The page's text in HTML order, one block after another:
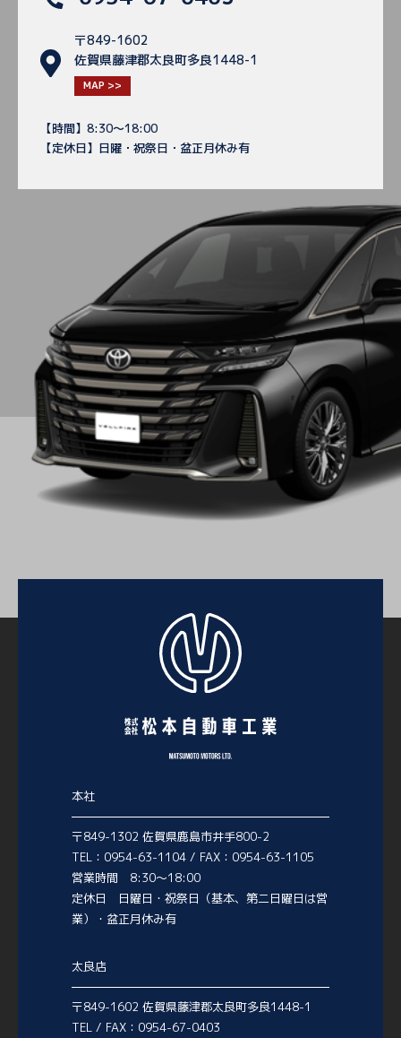
〒849-1602
佐賀県藤津郡太良町多良1448-1
MAP >>
【時間】8:30～18:00
【定休日】日曜・祝祭日・盆正月休み有
本社
〒849-1302 佐賀県鹿島市井手800-2
TEL：0954-63-1104 / FAX：0954-63-1105
営業時間 8:30～18:00
定休日 日曜日・祝祭日（基本、第二日曜日は営
業）・盆正月休み有
太良店
〒849-1602 佐賀県藤津郡太良町多良1448-1
TEL / FAX：0954-67-0403